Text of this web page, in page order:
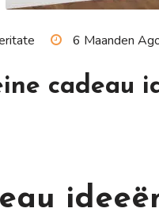
6 Maanden
cadeau